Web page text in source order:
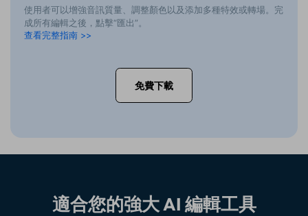
使用者可以增強音訊質量、調整顏色以及添加多種特效或轉場。完
成所有編輯之後，點擊“匯出”。
查看完整指南 >>
免費下載
適合您的強大 AI 編輯工具